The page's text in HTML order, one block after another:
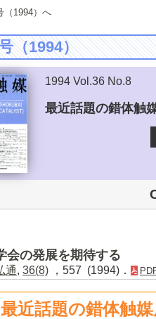
（1994）へ
（1994）
1994 Vol.36 No.8
最近話題の錯体触
会の発展を期待する
通, 36(8) ，557 (1994)．
近話題の錯体触